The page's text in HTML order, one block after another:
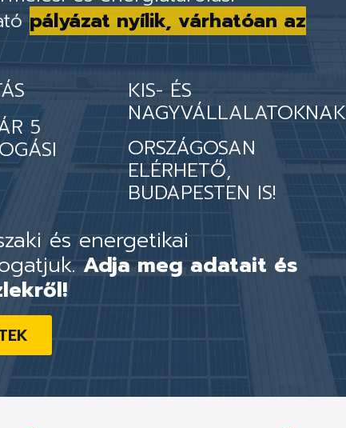
pályázat nyílik, várhatóan az
5
KIS- ÉS
NAGYVÁLLALATOKNAK
ORSZÁGOSAN
ELÉRHETŐ,
BUDAPESTEN IS!
és energetikai
Adja meg adatait és